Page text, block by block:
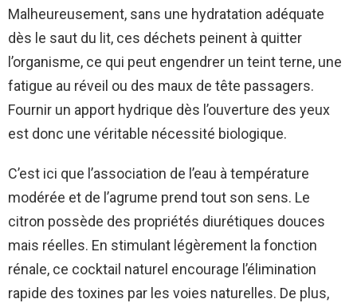
Malheureusement, sans une hydratation adéquate
dès le saut du lit, ces déchets peinent à quitter
l’organisme, ce qui peut engendrer un teint terne, une
fatigue au réveil ou des maux de tête passagers.
Fournir un apport hydrique dès l’ouverture des yeux
est donc une véritable nécessité biologique.
C’est ici que l’association de l’eau à température
modérée et de l’agrume prend tout son sens. Le
citron possède des propriétés diurétiques douces
mais réelles. En stimulant légèrement la fonction
rénale, ce cocktail naturel encourage l’élimination
rapide des toxines par les voies naturelles. De plus,